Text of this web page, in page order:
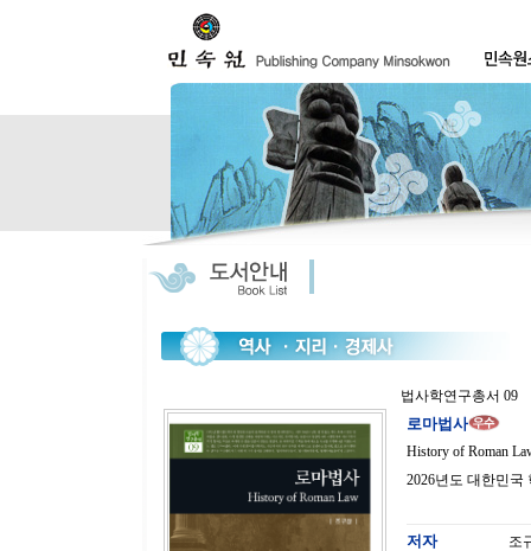
법사학연구총서 09
로마법사
History of Roman
2026년도 대한민국
저자 조